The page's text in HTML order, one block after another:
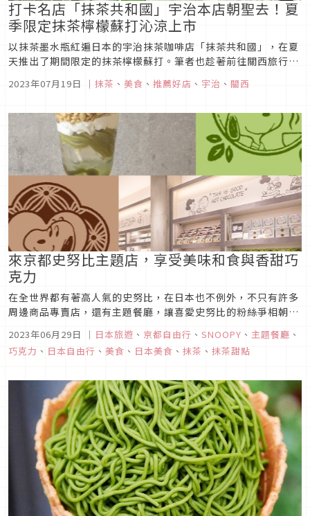
打卡名店「抹茶共和國」宇治本店朝聖去！夏
季限定抹茶檸檬蘇打沁涼上市
以抹茶墨水瓶紅遍日本的宇治抹茶咖啡店「抹茶共和國」，在夏
天推出了期間限定的抹茶檸檬蘇打。筆者也趁著前往關西旅行機
會，特地安排前往朝聖。親手得到抹茶墨水瓶的那刻真的十分感
動，限定的抹茶檸檬蘇打在宇治抹茶中加入了檸檬果皮與蜂蜜，
2023年07月19日 ｜ 抹茶 、 美食 、 推薦好店 、 宇治 、 關西
來京都史努比主題店，享受美味和食與香甜巧
克力
在全世界都有著高人氣的史努比，在日本也不例外，不只有許多
周邊商品專賣店，還有主題餐廳，讓喜愛史努比的粉絲爭相朝
努比伴身邊，還能品嘗到美味的和食料理與下午茶甜點，正餐和
下午茶一次吃透透，吃好吃滿，還要順便帶一票史努比周邊回家
2023年06月29日 ｜ 日本旅遊 、 京都自由行 、 SNOOPY 、 主題餐廳 、
巧克力 、 日本自由行 、 美食 、 日本美食 、 抹茶 、 抹茶甜點